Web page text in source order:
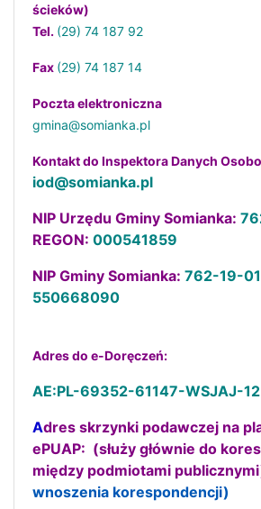
ścieków)
Tel. (29) 74 187 92
Fax (29) 74 187 14
Poczta elektroniczna
gmina@somianka.pl
Kontakt do Inspektora Danych
iod@somianka.pl
NIP Urzędu Gminy Somianka:
REGON: 000541859
NIP Gminy Somianka: 762-19-
550668090
Adres do e-Doręczeń:
AE:PL-69352-61147-WSJAJ-12
Adres skrzynki podawczej na
ePUAP: (służy głównie do
między podmiotami
wnoszenia korespondencji)